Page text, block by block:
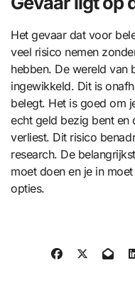
Het gevaar dat voor
veel risico nemen
hebben. De wereld van
ingewikkeld. Dit is
belegt. Het is goed om
echt geld bezig bent en
verliest. Dit risico
research. De
moet doen en je in
opties.